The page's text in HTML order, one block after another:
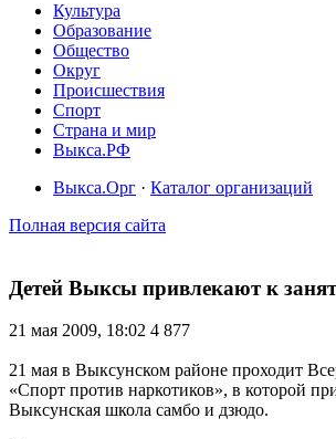
Культура
Образование
Общество
Округ
Происшествия
Спорт
Страна и мир
Выкса.РФ
Выкса.Орг · Каталог организаций
Полная версия сайта
Детей Выксы привлекают к
21 мая 2009, 18:02 4 877
21 мая в Выксунском районе проходит
«Спорт против наркотиков», в которой
Выксунская школа самбо и дзюдо.